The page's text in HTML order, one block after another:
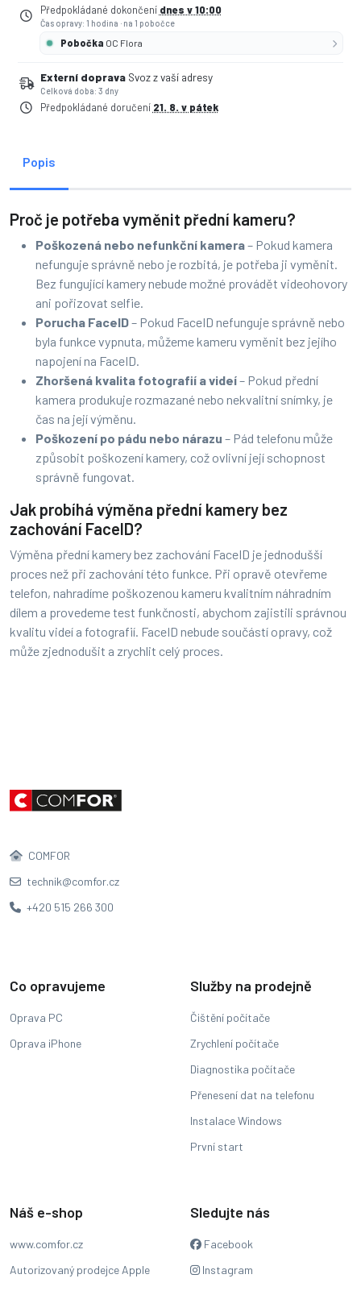
Předpokládané dokončení dnes v 10:00
Čas opravy: 1 hodina · na 1 pobočce
Pobočka OC Flora
Externí doprava Svoz z vaší adresy
Celková doba: 3 dny
Předpokládané doručení 21. 8. v pátek
Popis
Proč je potřeba vyměnit přední kameru?
Poškozená nebo nefunkční kamera– Pokud kamera
nefunguje správně nebo je rozbitá, je potřeba ji vyměnit.
Bez fungující kamery nebude možné provádět videohovory
ani pořizovat selfie.
Porucha FaceID– Pokud FaceID nefunguje správně nebo
byla funkce vypnuta, můžeme kameru vyměnit bez jejího
napojení na FaceID.
Zhoršená kvalita fotografií a videí– Pokud přední
kamera produkuje rozmazané nebo nekvalitní snímky, je
čas na její výměnu.
Poškození po pádu nebo nárazu – Pád telefonu může
způsobit poškození kamery, což ovlivní její schopnost
správně fungovat.
Jak probíhá výměna přední kamery bez
zachování FaceID?
Výměna přední kamery bez zachování FaceID je jednodušší
proces než při zachování této funkce. Při opravě otevřeme
telefon, nahradíme poškozenou kameru kvalitním náhradním
dílem a provedeme test funkčnosti, abychom zajistili správnou
kvalitu videí a fotografií. FaceID nebude součástí opravy, což
může zjednodušit a zrychlit celý proces.
COMFOR
technik@comfor.cz
+420 515 266 300
Co opravujeme
Oprava PC
Oprava iPhone
Služby na prodejně
Čištění počítače
Zrychlení počítače
Diagnostika počítače
Přenesení dat na telefonu
Instalace Windows
První start
Náš e-shop
www.comfor.cz
Autorizovaný prodejce Apple
Sledujte nás
Facebook
Instagram